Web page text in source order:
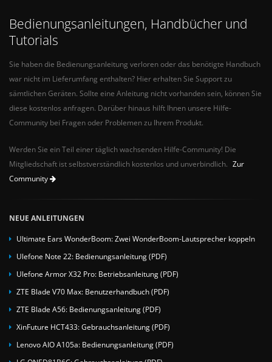
Bedienungsanleitungen, Handbücher und
Tutorials
Sie haben die Bedienungsanleitung verloren oder das benötigte Handbuch
war nicht im Lieferumfang enthalten? Hier erhalten Sie Support zu
sämtlichen Geräten. Sollte eine Anleitung nicht vorhanden sein, können Sie
diese kostenlos anfragen. Darüber hinaus hilft Ihnen unsere Hilfe-
Community bei Fragen oder Problemen zu Ihrem Produkt.
Werden Sie ein Teil einer täglich wachsenden Hilfe-Community! Die
Mitgliedschaft ist selbstverständlich kostenlos und unverbindlich. Zur
Community
NEUE ANLEITUNGEN
Ultimate Ears WonderBoom: Zwei WonderBoom-Lautsprecher koppeln
Ulefone Note 22: Bedienungsanleitung (PDF)
Ulefone Armor X32 Pro: Betriebsanleitung (PDF)
ZTE Blade V70 Max: Benutzerhandbuch (PDF)
ZTE Blade A56: Bedienungsanleitung (PDF)
XinFuture HCT433: Gebrauchsanleitung (PDF)
Lenovo AIO A105a: Bedienungsanleitung (PDF)